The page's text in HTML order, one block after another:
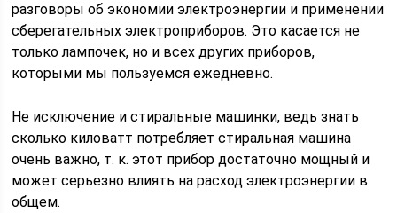
разговоры об экономии электроэнергии и применении
сберегательных электроприборов. Это касается не
только лампочек, но и всех других приборов,
которыми мы пользуемся ежедневно.
Не исключение и стиральные машинки, ведь знать
сколько киловатт потребляет стиральная машина
очень важно, т. к. этот прибор достаточно мощный и
может серьезно влиять на расход электроэнергии в
общем.